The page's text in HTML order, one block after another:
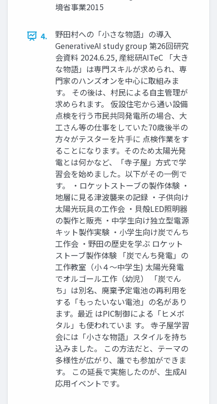
境省事業2015
4.
野田村への「小さな物語」の導入
GenerativeAI study group 第26回研究
会資料 2024.6.25, 産総研AITeC 「大き
な物語」は専門スキルが求められ、専
門家のハンズオンを中心に取組みま
す。 その後は、村民による自主管理が
求められます。 仮設住宅から通い設備
点検を行う市民共同発電所の場合、大
工さん等の仕事をしていた70歳後半の
方々がテスターを片手に 点検作業をす
ることになります。そのため太陽光発
電とは何かなど、「寺子屋」方式で学
習会を始めました。以下がその一例で
す。 ・ロケットストーブの製作体験 ・
地層に見る津波襲来の記録 ・子供向け
太陽光玩具の工作会 ・貝殻LED照明器
の製作と販売 ・中学生向け独立型電源
キット製作実験 ・小学生向け炭でんち
工作会 ・野田の歴史を学ぶ ロケット
ストーブ製作体験 「炭でんち発電」の
工作教室（小４～中学生) 太陽光発電
でオルゴール工作（幼児） 「炭でん
ち」は別名、廃棄予定電池の再利用を
する「もったいない電池」の名があり
ます。最近 はPIC制御による「ヒメボ
タル」も使われていま す。 寺子屋学習
会には「小さな物語」スタイルを持ち
込みました。 この方法だと、テーマの
多様性が広がり、誰でも参加ができま
す。 この延長で実施したのが、生成AI
応用イベントです。